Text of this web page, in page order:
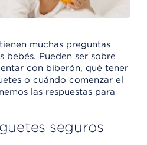
muchas preguntas
bebés. Pueden ser sobre
con biberón, qué tener
o cuándo comenzar el
las respuestas para
seguros